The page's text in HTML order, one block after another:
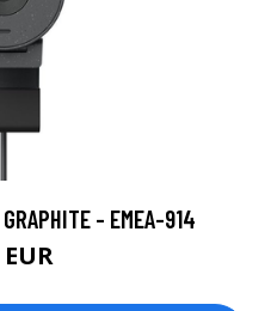
- EMEA-914